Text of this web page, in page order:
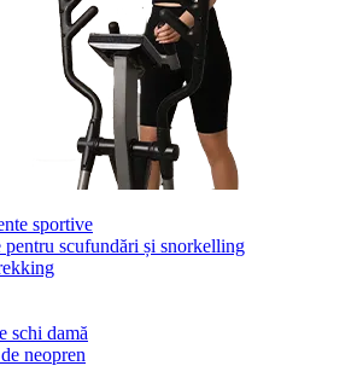
sportive
scufundări și snorkelling
schi damă
neopren